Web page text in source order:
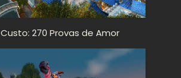
Custo: 270 Provas de Amor